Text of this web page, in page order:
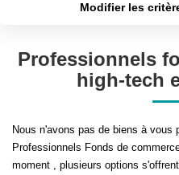
NOTRE
Notre
Modifier les
Surface min
Professionnels
high-tech
Nous n'avons pas de biens à vous
Professionnels Fonds de
moment , plusieurs options